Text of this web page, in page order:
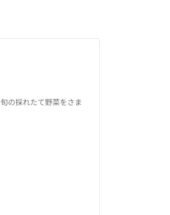
の採れたて野菜をさま